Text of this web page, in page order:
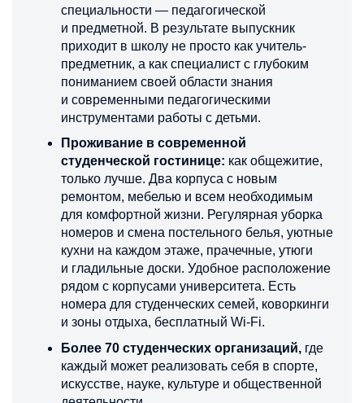
специальности — педагогической
и предметной. В результате выпускник
приходит в школу не просто как учитель-
предметник, а как специалист с глубоким
пониманием своей области знания
и современными педагогическими
инструментами работы с детьми.
Проживание в современной
студенческой гостинице: как общежитие,
только лучше. Два корпуса с новым
ремонтом, мебелью и всем необходимым
для комфортной жизни. Регулярная уборка
номеров и смена постельного белья, уютные
кухни на каждом этаже, прачечные, утюги
и гладильные доски. Удобное расположение
рядом с корпусами университета. Есть
номера для студенческих семей, коворкинги
и зоны отдыха, бесплатный Wi-Fi.
Более 70 студенческих организаций, где
каждый может реализовать себя в спорте,
искусстве, науке, культуре и общественной